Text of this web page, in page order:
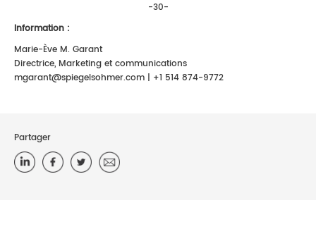
-30-
Information :
Marie-Ève M. Garant
Directrice, Marketing et communications
mgarant@spiegelsohmer.com | +1 514 874-9772
Partager